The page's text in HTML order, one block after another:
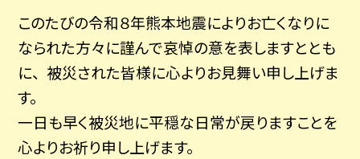
このたびの令和８年熊本地震によりお亡くなりに
なられた方々に謹んで哀悼の意を表しますととも
に、 被災された皆様に心よりお見舞い申し上げま
す。
一日も早く被災地に平穏な日常が戻りますことを
心よりお祈り申し上げます。